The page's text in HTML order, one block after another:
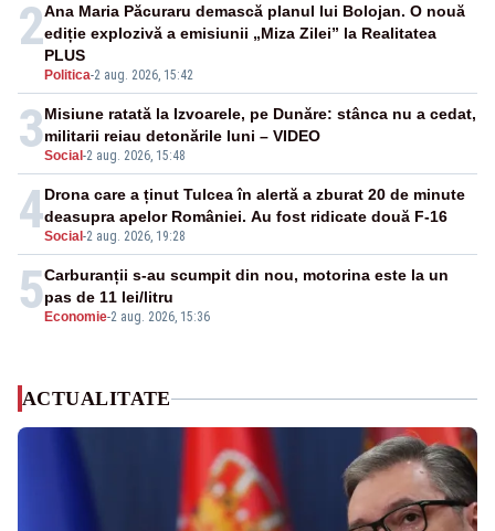
2
Politica-2 aug. 2026, 15:42
Ana Maria Păcuraru demască planul lui Bolojan. O nouă
ediție explozivă a emisiunii „Miza Zilei” la Realitatea
PLUS
3Social -2 aug. 2026, 15:48
Misiune ratată la Izvoarele, pe Dunăre: stânca nu a cedat,
militarii reiau detonările luni – VIDEO
4Social -2 aug. 2026, 19:28
Drona care a ținut Tulcea în alertă a zburat 20 de minute
deasupra apelor României. Au fost ridicate două F-16
5 Economie-2 aug. 2026, 15:36
Carburanții s-au scumpit din nou, motorina este la un
pas de 11 lei/litru
ACTUALITATE